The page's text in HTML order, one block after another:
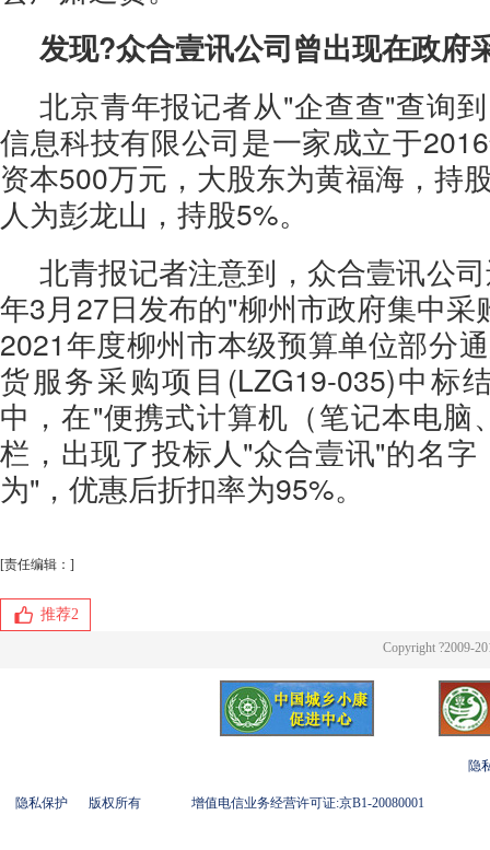
发现?众合壹讯公司曾出现在政府
北京青年报记者从"企查查"查询
信息科技有限公司是一家成立于
资本500万元，大股东为黄福海，持
人为彭龙山，持股5%。
北青报记者注意到，众合壹讯公
年3月27日发布的"柳州市政府集中采
2021年度柳州市本级预算单位部分
货服务采购项目(LZG19-035)中标
中，在"便携式计算机（笔记本电脑
栏，出现了投标人"众合壹讯"的名字
为"，优惠后折扣率为95%。
[责任编辑：]
推荐2
Copyright ?2009-
隐
隐私保护 版权所有 增值电信业务经营许可证:京B1-20080001